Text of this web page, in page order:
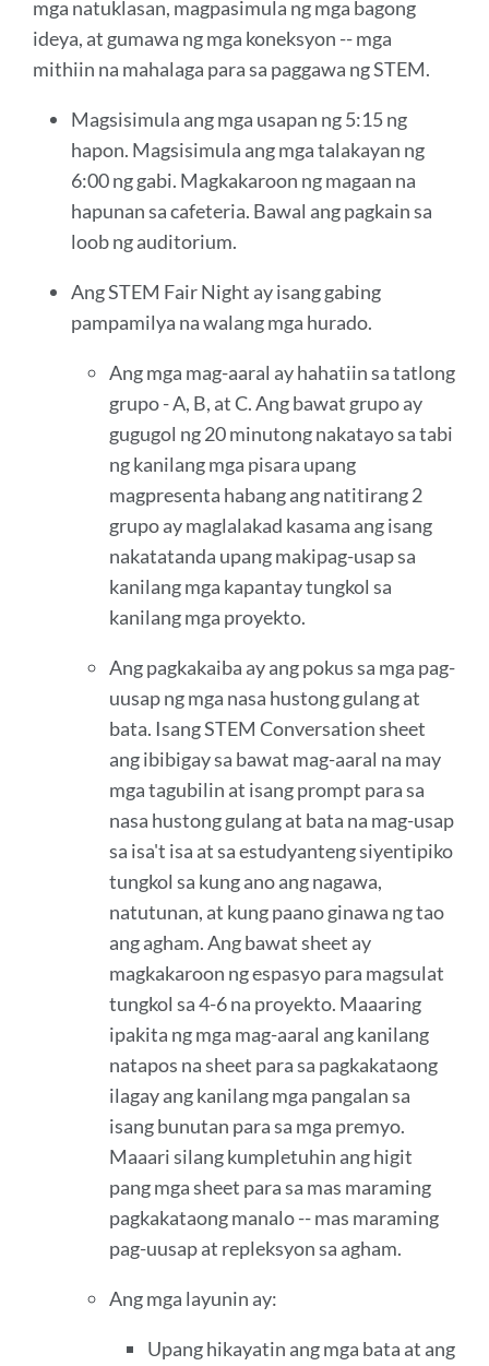
mga natuklasan, magpasimula ng mga bagong
ideya, at gumawa ng mga koneksyon -- mga
mithiin na mahalaga para sa paggawa ng STEM.
Magsisimula ang mga usapan ng 5:15 ng
hapon. Magsisimula ang mga talakayan ng
6:00 ng gabi. Magkakaroon ng magaan na
hapunan sa cafeteria. Bawal ang pagkain sa
loob ng auditorium.
Ang STEM Fair Night ay isang gabing
pampamilya na walang mga hurado.
Ang mga mag-aaral ay hahatiin sa tatlong
grupo - A, B, at C. Ang bawat grupo ay
gugugol ng 20 minutong nakatayo sa tabi
ng kanilang mga pisara upang
magpresenta habang ang natitirang 2
grupo ay maglalakad kasama ang isang
nakatatanda upang makipag-usap sa
kanilang mga kapantay tungkol sa
kanilang mga proyekto.
Ang pagkakaiba ay ang pokus sa mga pag-
uusap ng mga nasa hustong gulang at
bata. Isang STEM Conversation sheet
ang ibibigay sa bawat mag-aaral na may
mga tagubilin at isang prompt para sa
nasa hustong gulang at bata na mag-usap
sa isa't isa at sa estudyanteng siyentipiko
tungkol sa kung ano ang nagawa,
natutunan, at kung paano ginawa ng tao
ang agham. Ang bawat sheet ay
magkakaroon ng espasyo para magsulat
tungkol sa 4-6 na proyekto. Maaaring
ipakita ng mga mag-aaral ang kanilang
natapos na sheet para sa pagkakataong
ilagay ang kanilang mga pangalan sa
isang bunutan para sa mga premyo.
Maaari silang kumpletuhin ang higit
pang mga sheet para sa mas maraming
pagkakataong manalo -- mas maraming
pag-uusap at repleksyon sa agham.
Ang mga layunin ay:
Upang hikayatin ang mga bata at ang